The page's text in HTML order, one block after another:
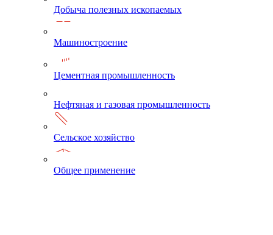
Добыча полезных ископаемых
Машиностроение
Цементная промышленность
Нефтяная и газовая промышленность
Сельское хозяйство
Общее применение